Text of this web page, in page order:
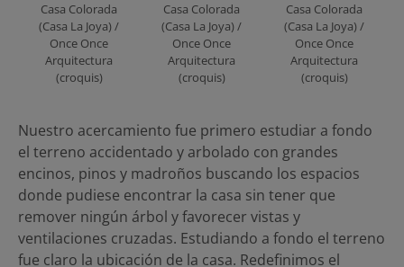
Casa Colorada
(Casa La Joya) /
Once Once
Arquitectura
(croquis)
Casa Colorada
(Casa La Joya) /
Once Once
Arquitectura
(croquis)
Casa Colorada
(Casa La Joya) /
Once Once
Arquitectura
(croquis)
Nuestro acercamiento fue primero estudiar a fondo
el terreno accidentado y arbolado con grandes
encinos, pinos y madroños buscando los espacios
donde pudiese encontrar la casa sin tener que
remover ningún árbol y favorecer vistas y
ventilaciones cruzadas. Estudiando a fondo el terreno
fue claro la ubicación de la casa. Redefinimos el